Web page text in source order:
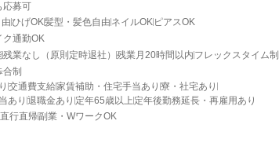
応募可
ひげOK髪型・髪色自由 ネイルOK ピアスOK
ク通勤OK
残業なし（原則定時退社） 残業月20時間以内 フレックスタイム制
合制
交通費支給家賃補助・住宅手当あり 寮・社宅あり
あり 退職金あり 定年65歳以上 定年後勤務延長・再雇用あり
直行直帰副業・WワークOK